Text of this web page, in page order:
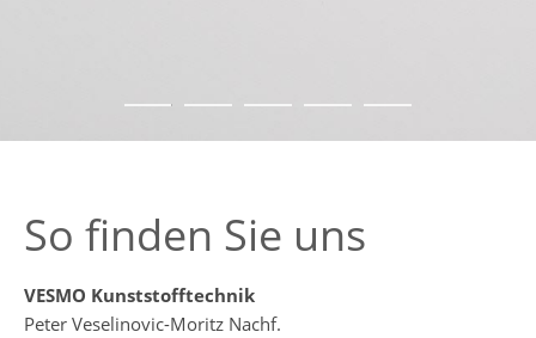
So finden Sie uns
VESMO Kunststofftechnik
Peter Veselinovic-Moritz Nachf.